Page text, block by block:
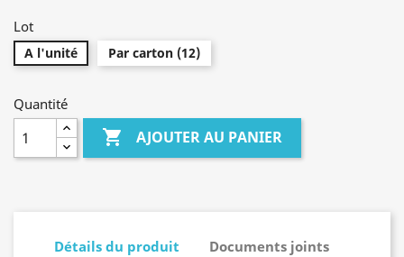
Lot
A l'unité Par carton (12)
Quantité
 AJOUTER AU PANIER
Détails du produit Documents joints